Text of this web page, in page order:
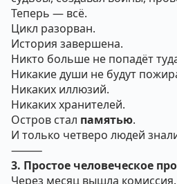
Теперь — всё.
Цикл разорван.
История завершена.
Никто больше не попадёт
Никакие души не будут
Никаких иллюзий.
Никаких хранителей.
Остров стал памятью.
И только четверо людей
⸻
3. Простое человеческое
Через месяц вышла комиссия.